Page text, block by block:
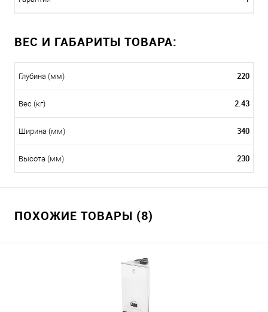
ВЕС И ГАБАРИТЫ ТОВАРА:
Глубина (мм) 220
Вес (кг) 2.43
Ширина (мм) 340
Высота (мм) 230
ПОХОЖИЕ ТОВАРЫ (8)